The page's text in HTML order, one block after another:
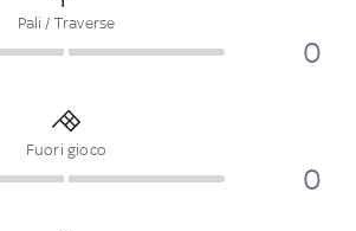
Pali / Traverse
0
Fuori gioco
0